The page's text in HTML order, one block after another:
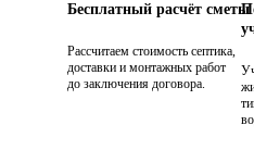
Бесплатный расчёт сметы
Рассчитаем стоимость септика,
доставки и монтажных работ
до заключения договора.